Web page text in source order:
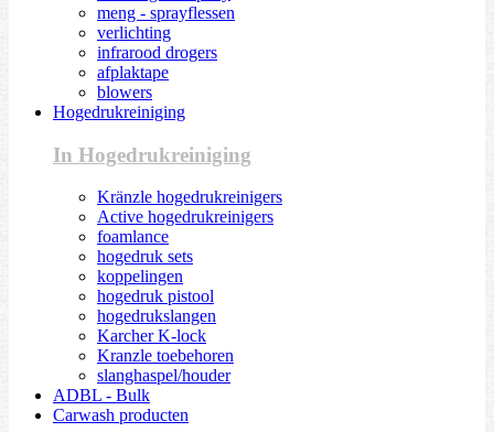
meng - sprayflessen
verlichting
infrarood drogers
afplaktape
blowers
Hogedrukreiniging
In Hogedrukreiniging
Kränzle hogedrukreinigers
Active hogedrukreinigers
foamlance
hogedruk sets
koppelingen
hogedruk pistool
hogedrukslangen
Karcher K-lock
Kranzle toebehoren
slanghaspel/houder
ADBL - Bulk
Carwash producten